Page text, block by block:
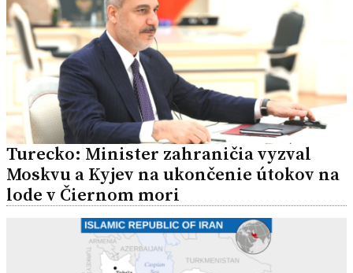
Turecko: Minister zahraničia vyzval
Moskvu a Kyjev na ukončenie útokov na
lode v Čiernom mori